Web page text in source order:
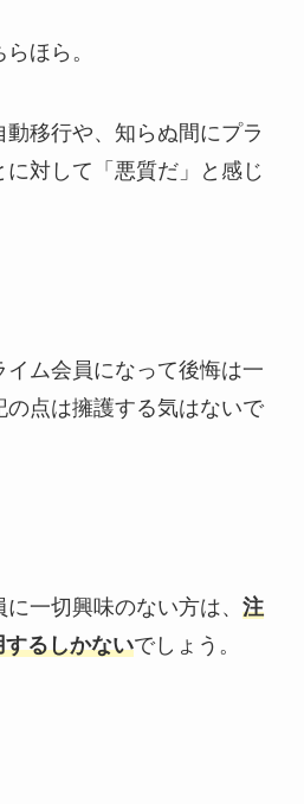
ほら。
移行や、知らぬ間にプラ
対して「悪質だ」と感じ
ム会員になって後悔は一
点は擁護する気はないで
一切興味のない方は、 注
るしかないでしょう。